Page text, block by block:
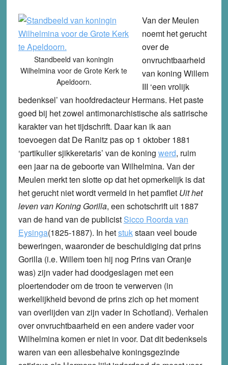
Standbeeld van koningin
Wilhelmina voor de Grote Kerk te
Apeldoorn.
Van der Meulen
noemt het gerucht
over de
onvruchtbaarheid
van koning Willem
III ‘een vrolijk
bedenksel’ van hoofdredacteur Hermans. Het paste
goed bij het zowel antimonarchistische als satirische
karakter van het tijdschrift. Daar kan ik aan
toevoegen dat De Ranitz pas op 1 oktober 1881
‘partikulier sjikkeretaris’ van de koning werd, ruim
een jaar na de geboorte van Wilhelmina. Van der
Meulen merkt ten slotte op dat het opmerkelijk is dat
het gerucht niet wordt vermeld in het pamflet Uit het
leven van Koning Gorilla, een schotschrift uit 1887
van de hand van de publicist Sicco Roorda van
Eysinga(1825-1887). In hetstukstaan veel boude
beweringen, waaronder de beschuldiging dat prins
Gorilla (i.e. Willem toen hij nog Prins van Oranje
was) zijn vader had doodgeslagen met een
ploertendoder om de troon te verwerven (in
werkelijkheid bevond de prins zich op het moment
van overlijden van zijn vader in Schotland). Verhalen
over onvruchtbaarheid en een andere vader voor
Wilhelmina komen er niet in voor. Dat dit bedenksels
waren van een allesbehalve koningsgezinde